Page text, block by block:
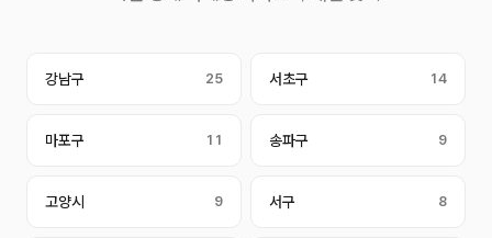
강남구 25 서초구 14
마포구 11 송파구 9
고양시 9 서구 8